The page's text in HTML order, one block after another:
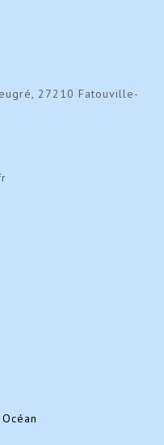
27210 Fatouville-